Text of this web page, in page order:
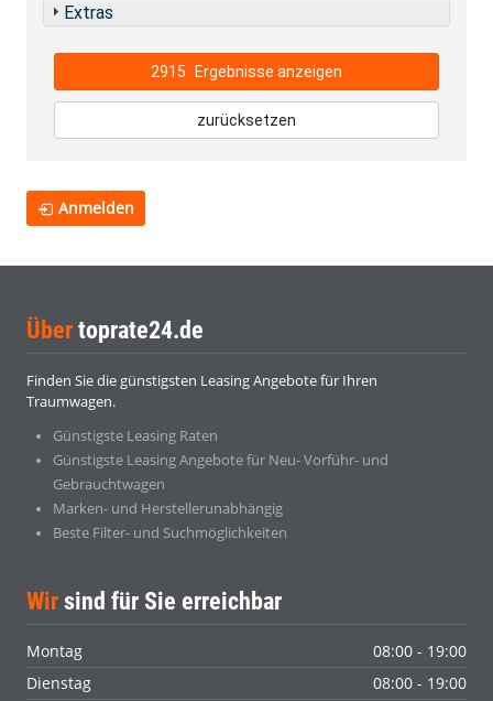
Extras
2915 Ergebnisse anzeigen
zurücksetzen
Anmelden
Über toprate24.de
Finden Sie die günstigsten Leasing Angebote für Ihren
Traumwagen.
Günstigste Leasing Raten
Günstigste Leasing Angebote für Neu- Vorführ- und
Gebrauchtwagen
Marken- und Herstellerunabhängig
Beste Filter- und Suchmöglichkeiten
Wir sind für Sie erreichbar
Montag
08:00 - 19:00
Dienstag
08:00 - 19:00